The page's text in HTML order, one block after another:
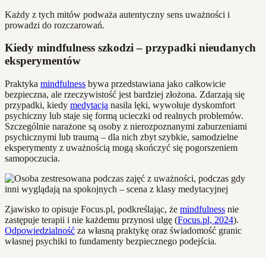
Każdy z tych mitów podważa autentyczny sens uważności i
prowadzi do rozczarowań.
Kiedy mindfulness szkodzi – przypadki nieudanych
eksperymentów
Praktyka mindfulness bywa przedstawiana jako całkowicie
bezpieczna, ale rzeczywistość jest bardziej złożona. Zdarzają się
przypadki, kiedy medytacja nasila lęki, wywołuje dyskomfort
psychiczny lub staje się formą ucieczki od realnych problemów.
Szczególnie narażone są osoby z nierozpoznanymi zaburzeniami
psychicznymi lub traumą – dla nich zbyt szybkie, samodzielne
eksperymenty z uważnością mogą skończyć się pogorszeniem
samopoczucia.
Zjawisko to opisuje Focus.pl, podkreślając, że mindfulness nie
zastępuje terapii i nie każdemu przynosi ulgę (Focus.pl, 2024).
Odpowiedzialność za własną praktykę oraz świadomość granic
własnej psychiki to fundamenty bezpiecznego podejścia.